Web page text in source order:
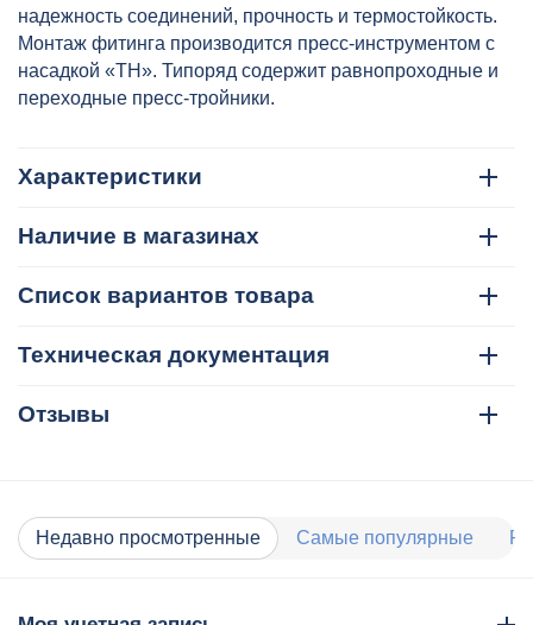
надежность соединений, прочность и термостойкость.
Монтаж фитинга производится пресс-инструментом с
насадкой «ТН». Типоряд содержит равнопроходные и
переходные пресс-тройники.
Характеристики
Наличие в магазинах
Список вариантов товара
Техническая документация
Отзывы
Недавно просмотренные Самые популярные